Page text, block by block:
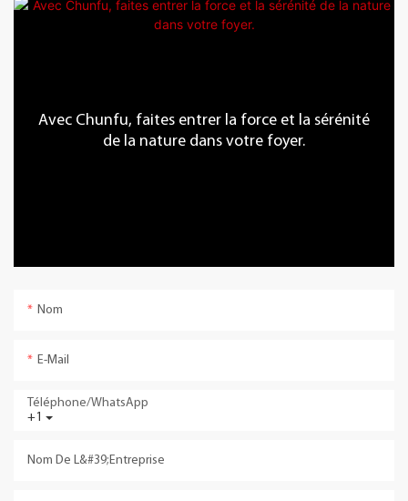
Avec Chunfu, faites entrer la force et la sérénité
de la nature dans votre foyer.
Nom
E-Mail
+1
Téléphone/WhatsApp
Nom De L&#39;entreprise